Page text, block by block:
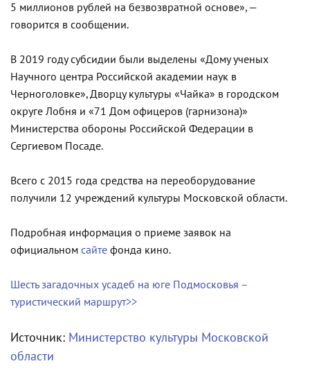
5 миллионов рублей на безвозвратной основе», —
говорится в сообщении.
В 2019 году субсидии были выделены «Дому ученых
Научного центра Российской академии наук в
Черноголовке», Дворцу культуры «Чайка» в городском
округе Лобня и «71 Дом офицеров (гарнизона)»
Министерства обороны Российской Федерации в
Сергиевом Посаде.
Всего с 2015 года средства на переоборудование
получили 12 учреждений культуры Московской области.
Подробная информация о приеме заявок на
официальном сайте фонда кино.
Шесть загадочных усадеб на юге Подмосковья –
туристический маршрут>>
Источник: Министерство культуры Московской
области